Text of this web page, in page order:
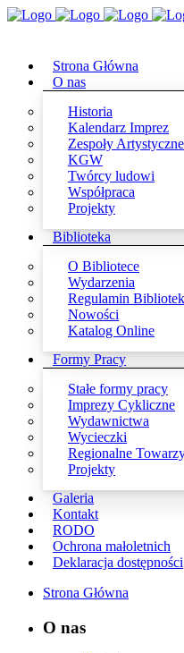
Strona Główna
O nas
Historia
Kalendarz Imprez
Zespoły Artystyczne
KGW
Twórcy ludowi
Współpraca
Projekty
Biblioteka
O Bibliotece
Wydarzenia
Regulamin
Nowości
Katalog Online
Formy Pracy
Stałe formy pracy
Imprezy Cykliczne
Wydawnictwa
Wycieczki
Regionalne
Projekty
Galeria
Kontakt
RODO
Ochrona małoletnich
Deklaracja dostępności
Strona Główna
O nas